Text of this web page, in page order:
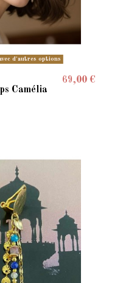
d'autres options
Camélia
69,00 €